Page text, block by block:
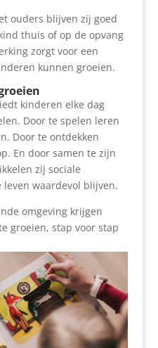
ouders blijven zij goed
thuis of op de opvang
zorgt voor een
kunnen groeien.
kinderen elke dag
Door te spelen leren
Door te ontdekken
En door samen te zijn
zij sociale
waardevol blijven.
omgeving krijgen
groeien, stap voor stap